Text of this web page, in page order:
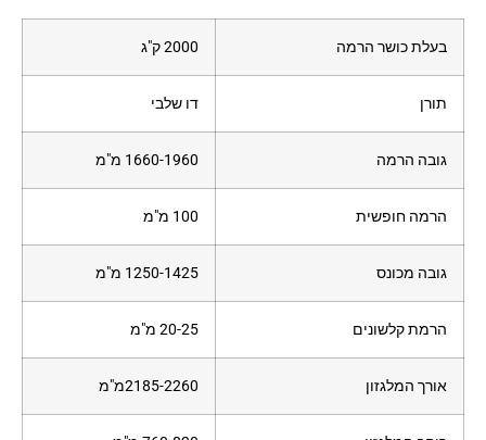
בעלת כושר הרמה 2000 ק"ג
תורן דו שלבי
גובה הרמה 1660-1960 מ"מ
הרמה חופשית 100 מ"מ
גובה מכונס 1250-1425 מ"מ
הרמת קלשונים 20-25 מ"מ
אורך המלגזון 2185-2260מ"מ